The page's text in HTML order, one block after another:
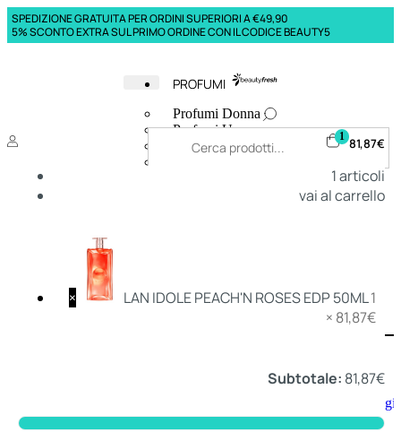
SPEDIZIONE GRATUITA PER ORDINI SUPERIORI A €49,90
5% SCONTO EXTRA SUL PRIMO ORDINE CON IL CODICE BEAUTY5
PROFUMI
Profumi Donna
Profumi Uomo
Deodoranti Donna
Aggiungi
al
1 81,87€
1articoli
vai al carrello
× LAN IDOLE PEACH'N ROSES EDP 50ML1
× 81,87€
Subtotale: 81,87€